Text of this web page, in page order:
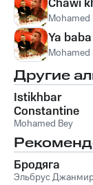
Chawi
Mohamed
Ya baba
Mohamed
Другие
Istikhbar
Constantine
(Spéciale Fêtes)
Mohamed Bey
Бродяга
Эльбрус